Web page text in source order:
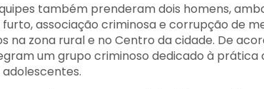
também prenderam dois homens,
associação criminosa e corrupção de
na zona rural e no Centro da cidade. De
um grupo criminoso dedicado à prática